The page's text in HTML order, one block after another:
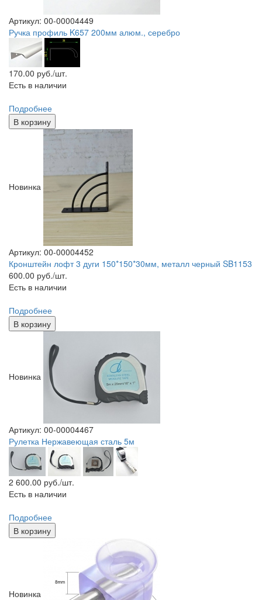
Артикул: 00-00004449
Ручка профиль K657 200мм алюм., серебро
170.00 руб./шт.
Есть в наличии
Подробнее
В корзину
Новинка
Артикул: 00-00004452
Кронштейн лофт 3 дуги 150*150*30мм, металл черный SB1153
600.00 руб./шт.
Есть в наличии
Подробнее
В корзину
Новинка
Артикул: 00-00004467
Рулетка Нержавеющая сталь 5м
2 600.00 руб./шт.
Есть в наличии
Подробнее
В корзину
Новинка